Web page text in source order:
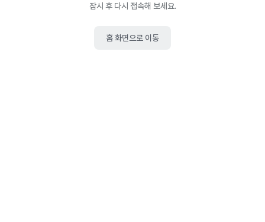
잠시 후 다시 접속해 보세요.
홈 화면으로 이동